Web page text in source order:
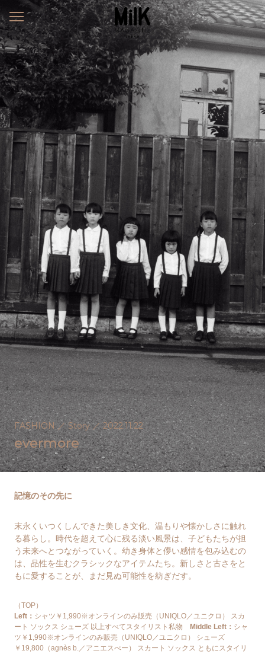
メ
ニ
ュ
ー
FASHION／Story／2022.11.22
evermore
記憶のその先に
末永くいつくしんできた美しき文化、温もりや懐かしさに触れ
る暮らし。時代を超えて心に残る淡い風景は、子どもたちが担
う未来へとつながっていく。幼き身体と儚い感情を包み込むの
は、品性を生むクラシックなアイテムたち。新しさと古さをと
もに愛することが、まだ見ぬ可能性を紡ぎだす。
（TOP）
Left： シャツ￥1,990※オンラインのみ販売（UNIQLO／ユニクロ） スカ
ート ソックス シューズ 以上すべてスタイリスト私物
Middle Left： シャ
ツ￥1,990※オンラインのみ販売（UNIQLO／ユニクロ） シューズ
￥19,800（agnès b.／アニエスべー） スカート ソックス ともにスタイリ